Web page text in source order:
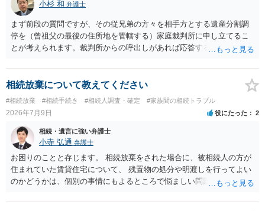
小杉 和 弁護士
まず前段の質問ですが、その従兄弟の方々を相手方とする遺産分割調
停を（曾祖父の最後の住所地を管轄する）家庭裁判所に申し立てるこ
とが考えられます。裁判所からの呼出しがあれば応答する可能性がま
能と思われます。時間が思った以上にないので必要書類をてきぱきと
揃える必要があります。その点是非御注意ください。
相続放棄について教えてください
#相続放棄 #相続手続き #相続人調査・確定 #家族間の相続トラブル
2026年7月9日 役にたった 2
相続・遺言に強い弁護士
小寺 弘通 弁護士
お困りのことと存じます。 相続放棄をされた場合に、被相続人の方が
住まれていた賃貸住宅について、 残置物の処分や明渡しを行ってよい
のかどうかは、個別の事情にもよるところで悩ましい問題です。 相続
場合、 「相続財産を処分」したと評価され、相続放棄が無効となるリ